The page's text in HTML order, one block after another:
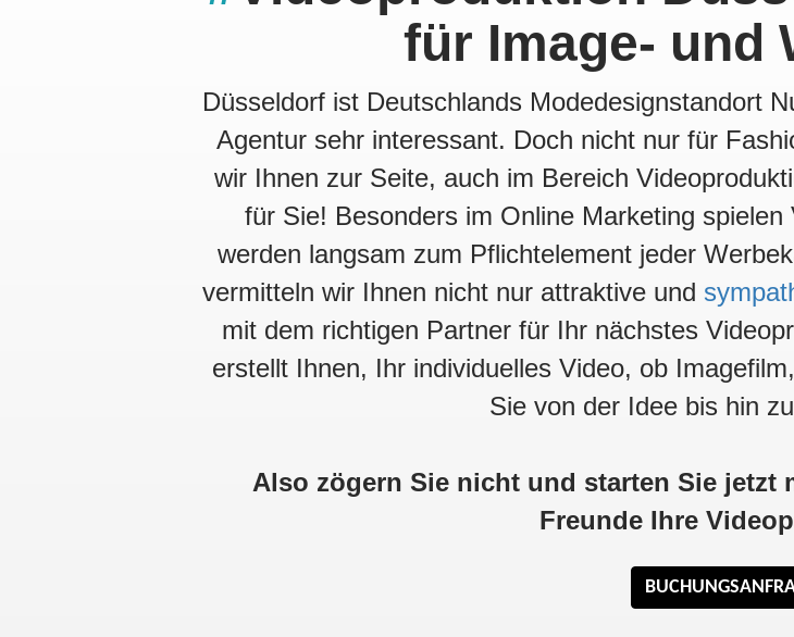
für Image- und
Düsseldorf ist Deutschlands Modedesignstandort
Agentur sehr interessant. Doch nicht nur für
wir Ihnen zur Seite, auch im Bereich
für Sie! Besonders im Online Marketing
werden langsam zum Pflichtelement jeder
vermitteln wir Ihnen nicht nur attraktive und
mit dem richtigen Partner für Ihr nächstes
erstellt Ihnen, Ihr individuelles Video, ob
Sie von der Idee bis hin
Also zögern Sie nicht und starten Sie jetzt
Freunde Ihre